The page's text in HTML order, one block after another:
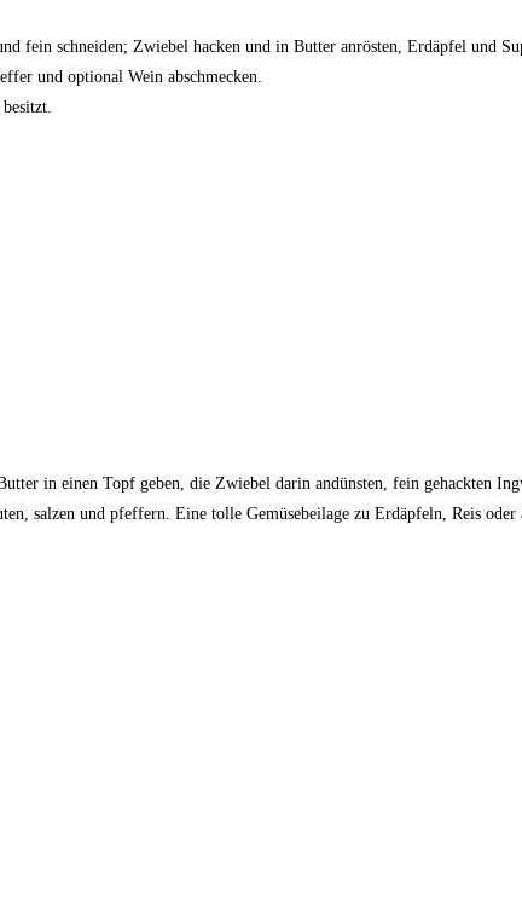
fein schneiden; Zwiebel hacken und in Butter anrösten, Erdäpfel und
und optional Wein abschmecken.
in einen Topf geben, die Zwiebel darin andünsten, fein gehackten
salzen und pfeffern. Eine tolle Gemüsebeilage zu Erdäpfeln, Reis oder